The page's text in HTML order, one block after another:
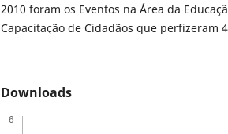
2010 foram os Eventos na Área da
Capacitação de Cidadãos que perfizeram
Downloads